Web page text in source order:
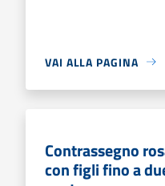
VAI ALLA PAGINA
Contrassegno
con figli fino a